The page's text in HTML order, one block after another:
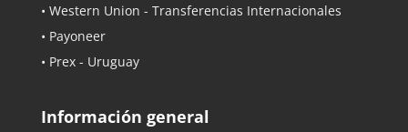
• Western Union - Transferencias Internacionales
• Payoneer
• Prex - Uruguay
Información general